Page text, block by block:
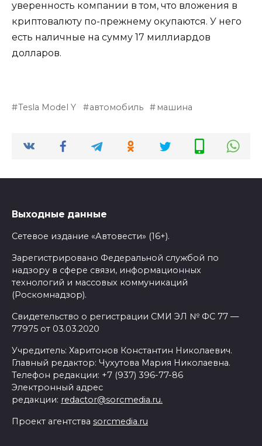
уверенность компании в том, что вложения в
криптовалюту по-прежнему окупаются. У него
есть наличные на сумму 17 миллиардов
долларов.
Tesla Model Y автомобиль машина
Выходные данные
Сетевое издание «Автовести» (16+).
Зарегистрировано Федеральной службой по
надзору в сфере связи, информационных
технологий и массовых коммуникаций
(Роскомнадзор).
Свидетельство о регистрации СМИ ЭЛ № ФС 77 —
77975 от 03.03.2020
Учредитель: Харитонов Константин Николаевич.
Главный редактор: Чухутова Мария Николаевна.
Телефон редакции: +7 (937) 396-77-86
Электронный адрес
редакции: redactor@sorcmedia.ru.
Проект агентства sorcmedia.ru